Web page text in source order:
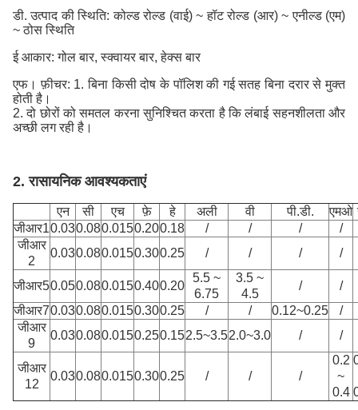
डी. उत्पाद की स्थिति: कोल्ड रोल्ड (वाई) ~ हॉट रोल्ड (आर) ~ एनील्ड (एम)
~ ठोस स्थिति
ई आकार: गोल बार, स्क्वायर बार, हेक्स बार
एफ। फ़ीचर: 1. बिना किसी दोष के पॉलिश की गई सतह बिना दरार से मुक्त
होती है।
2. दो छोरों को समतल करना सुनिश्चित करता है कि लंबाई सहनशीलता और
अच्छी लग रही है।
2. रासायनिक आवश्यकताएं
एन सी एच फ़े हे अली वी पी.डी. एमओ
जीआर10.030.080.0150.200.18 / / /
/
जीआर
2
0.030.080.0150.300.25 / / / /
जीआर50.050.080.0150.400.20
5.5 ~
6.75
3.5 ~
4.5
/
/
जीआर70.030.080.0150.300.25 / / 0.12~0.25
/
जीआर
9
0.030.080.0150.250.152.5~3.52.0~3.0 / /
जीआर
12
0.030.080.0150.300.25 / / /
0.2
~
0.4